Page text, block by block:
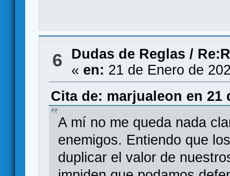
6 Dudas de Reglas /
« en: 21 de Enero de
Cita de: marjualeon en 21
A mí no me queda nada
enemigos. Entiendo que
duplicar el valor de